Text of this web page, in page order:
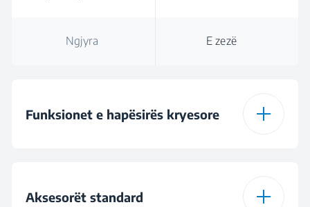
Ngjyra E zezë
Funksionet e hapësirës kryesore
Aksesorët standard